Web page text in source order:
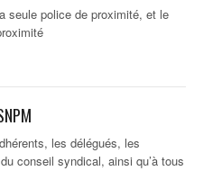
police de proximité, et le
les délégués, les
conseil syndical, ainsi qu’à tous